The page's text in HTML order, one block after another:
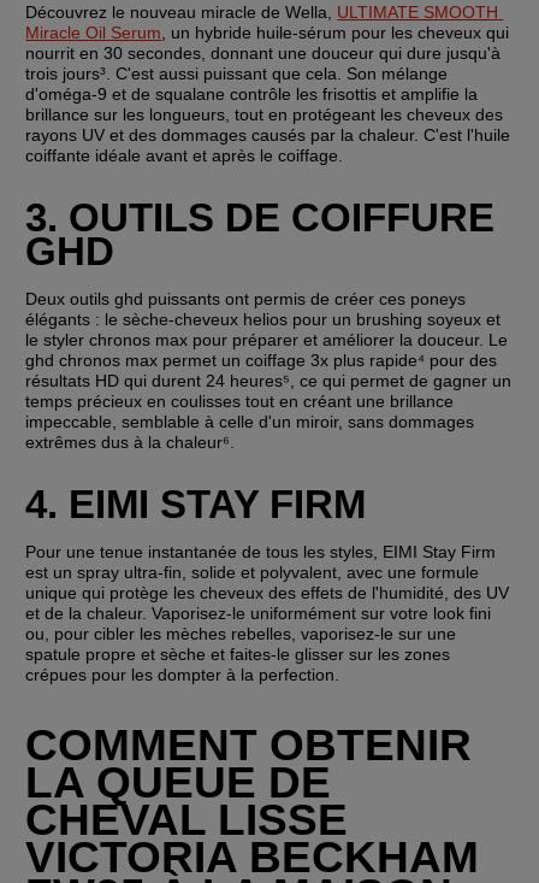
Découvrez le nouveau miracle de Wella, ULTIMATE SMOOTH
Miracle Oil Serum , un hybride huile-sérum pour les cheveux qui
nourrit en 30 secondes, donnant une douceur qui dure jusqu'à
trois jours³. C'est aussi puissant que cela. Son mélange
d'oméga-9 et de squalane contrôle les frisottis et amplifie la
brillance sur les longueurs, tout en protégeant les cheveux des
rayons UV et des dommages causés par la chaleur. C'est l'huile
coiffante idéale avant et après le coiffage.
3. OUTILS DE COIFFURE
GHD
Deux outils ghd puissants ont permis de créer ces poneys
élégants : le sèche-cheveux helios pour un brushing soyeux et
le styler chronos max pour préparer et améliorer la douceur. Le
ghd chronos max permet un coiffage 3x plus rapide⁴ pour des
résultats HD qui durent 24 heures⁵, ce qui permet de gagner un
temps précieux en coulisses tout en créant une brillance
impeccable, semblable à celle d'un miroir, sans dommages
extrêmes dus à la chaleur⁶.
4. EIMI STAY FIRM
Pour une tenue instantanée de tous les styles, EIMI Stay Firm
est un spray ultra-fin, solide et polyvalent, avec une formule
unique qui protège les cheveux des effets de l'humidité, des UV
et de la chaleur. Vaporisez-le uniformément sur votre look fini
ou, pour cibler les mèches rebelles, vaporisez-le sur une
spatule propre et sèche et faites-le glisser sur les zones
crépues pour les dompter à la perfection.
COMMENT OBTENIR
LA QUEUE DE
CHEVAL LISSE
VICTORIA BECKHAM